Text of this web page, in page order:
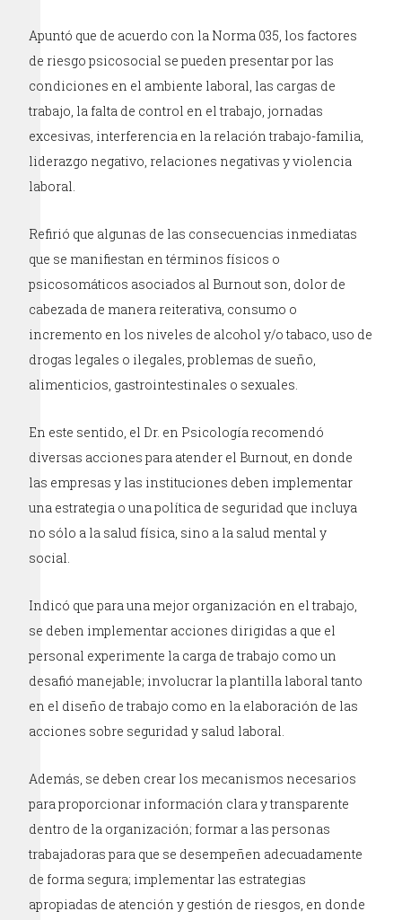
Apuntó que de acuerdo con la Norma 035, los factores
de riesgo psicosocial se pueden presentar por las
condiciones en el ambiente laboral, las cargas de
trabajo, la falta de control en el trabajo, jornadas
excesivas, interferencia en la relación trabajo-familia,
liderazgo negativo, relaciones negativas y violencia
laboral.
Refirió que algunas de las consecuencias inmediatas
que se manifiestan en términos físicos o
psicosomáticos asociados al Burnout son, dolor de
cabezada de manera reiterativa, consumo o
incremento en los niveles de alcohol y/o tabaco, uso de
drogas legales o ilegales, problemas de sueño,
alimenticios, gastrointestinales o sexuales.
En este sentido, el Dr. en Psicología recomendó
diversas acciones para atender el Burnout, en donde
las empresas y las instituciones deben implementar
una estrategia o una política de seguridad que incluya
no sólo a la salud física, sino a la salud mental y
social.
Indicó que para una mejor organización en el trabajo,
se deben implementar acciones dirigidas a que el
personal experimente la carga de trabajo como un
desafió manejable; involucrar la plantilla laboral tanto
en el diseño de trabajo como en la elaboración de las
acciones sobre seguridad y salud laboral.
Además, se deben crear los mecanismos necesarios
para proporcionar información clara y transparente
dentro de la organización; formar a las personas
trabajadoras para que se desempeñen adecuadamente
de forma segura; implementar las estrategias
apropiadas de atención y gestión de riesgos, en donde